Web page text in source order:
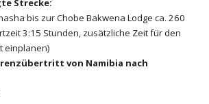
Strecke:
bis zur Chobe Bakwena Lodge ca. 260
3:15 Stunden, zusätzliche Zeit für den
einplanen)
von Namibia nach